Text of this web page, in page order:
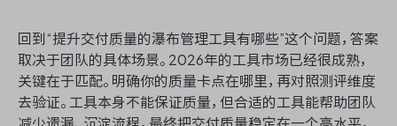
回到“提升交付质量的瀑布管理工具有哪些”这个问题，答案
取决于团队的具体场景。2026年的工具市场已经很成熟，
关键在于匹配。明确你的质量卡点在哪里，再对照测评维度
去验证。工具本身不能保证质量，但合适的工具能帮助团队